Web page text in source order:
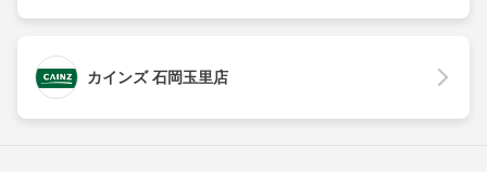
カインズ 石岡玉里店